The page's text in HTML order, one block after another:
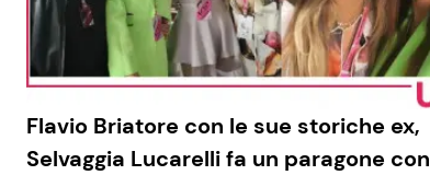
Flavio Briatore con le sue storiche ex,
Selvaggia Lucarelli fa un paragone con